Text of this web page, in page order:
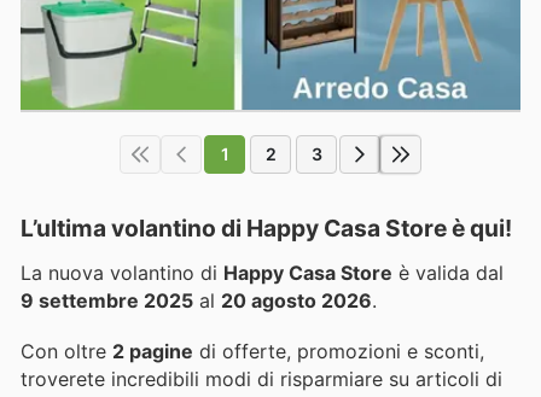
1 2 3
L’ultima volantino di Happy Casa Store è qui!
La nuova volantino di Happy Casa Store è valida dal
9 settembre 2025 al 20 agosto 2026.
Con oltre 2 pagine di offerte, promozioni e sconti,
troverete incredibili modi di risparmiare su articoli di